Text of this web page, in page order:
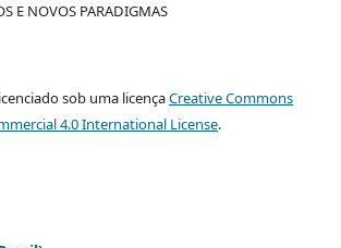
E NOVOS PARADIGMAS
sob uma licençaCreative Commons
4.0 International License.